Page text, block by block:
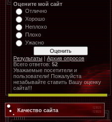
Оцените мой сайт
Отлично
Хорошо
Неплохо
Плохо
Ужасно
Результаты
Архив опросов
Всего ответов: 52
Уважаемые посетители и
пользователи! Пожалуйста
незабывайте ставить Вашу оценку
сайта!!!
Качество сайта